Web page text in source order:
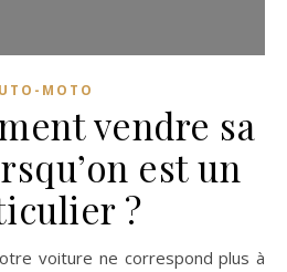
MOTO
vendre sa
est un
?